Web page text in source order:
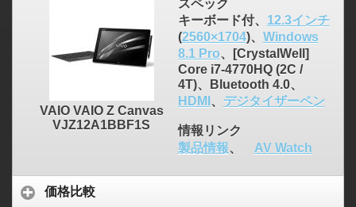
VAIO VAIO Z Canvas
VJZ12A1BBF1S
スペック
キーボード付、 12.3インチ
(2560×1704)、 Windows
8.1 Pro、[CrystalWell]
Core i7-4770HQ (2C /
4T)、Bluetooth 4.0、
HDMI 、 デジタイザーペン
情報リンク
製品情報、 AV Watch
価格比較